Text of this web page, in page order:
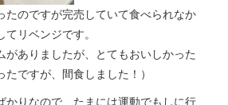
たのですが完売していて食べられなか
リベンジです。
がありましたが、とてもおいしかった
ですが、間食しました！）
かりなので、たまには運動でもしに行